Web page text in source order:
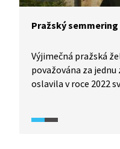
Pražský semmering
Výjimečná pražská
považována za
oslavila v roce 2022